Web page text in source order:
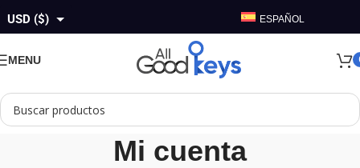
USD ($)
AUD ($)
ESPAÑOL
MENU
Mi cuenta